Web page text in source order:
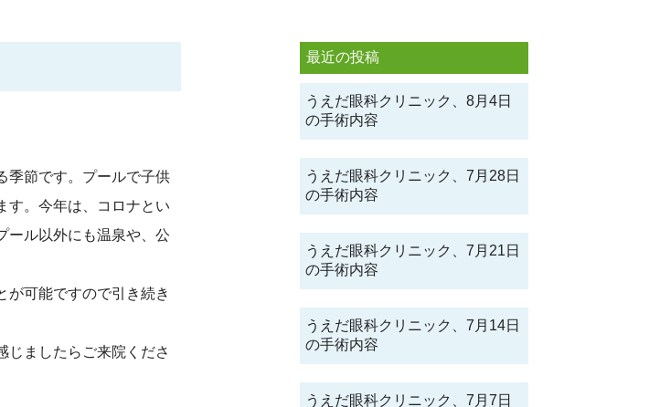
最近の投稿
うえだ眼科クリニック、8月4日
の手術内容
うえだ眼科クリニック、7月28日
の手術内容
うえだ眼科クリニック、7月21日
の手術内容
うえだ眼科クリニック、7月14日
の手術内容
うえだ眼科クリニック、7月7日
季節です。プールで子供
す。今年は、コロナとい
ール以外にも温泉や、公
可能ですので引き続き
ましたらご来院くださ